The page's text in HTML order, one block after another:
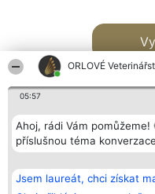
ORLOVÉ
05:57
Ahoj, rádi Vám pomůžeme!
příslušnou téma
Jsem laureát, chci získat
Bright Side Solutions sp. z o.
o. sp. k.
ul. Ruska 22